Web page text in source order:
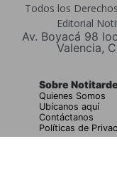
Todos los
Editorial
Av. Boyacá 98
Valencia,
Sobre Notitarde
Quienes Somos
Ubícanos aquí
Contáctanos
Políticas de